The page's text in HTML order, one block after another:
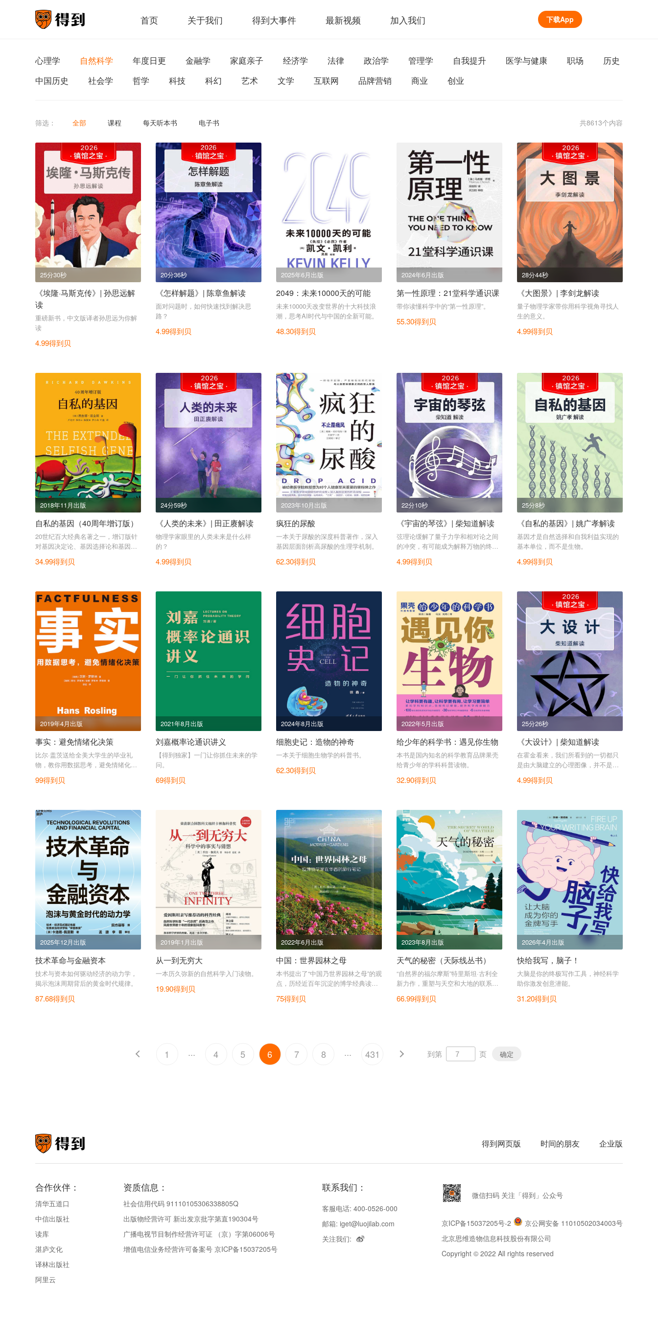
首页 关于我们 得到大事件 最新视频 加入我们 下载App
心理学 自然科学 年度日更 金融学 家庭亲子 经济学 法律 政治学 管理学 自我提升 医学与健康 职场
历史
中国历史
社会学 哲学 科技 科幻 艺术 文学 互联网 品牌营销 商业 创业
筛选： 全部 课程 每天听本书 电子书 共8613个内容
25分30秒
《埃隆·马斯克传》| 孙思远解
读
重磅新书，中文版译者孙思远为你解
读
4.99得到贝
20分36秒
《怎样解题》| 陈章鱼解读
面对问题时，如何快速找到解决思
路？
4.99得到贝
2025年6月出版
2049：未来10000天的可能
未来10000天改变世界的十大科技浪
潮，思考AI时代与中国的全新可能。
48.30得到贝
2024年6月出版
第一性原理：21堂科学通识课
带你读懂科学中的“第一性原理”。
55.30得到贝
28分44秒
《大图景》| 李剑龙解读
量子物理学家带你用科学视角寻找人
生的意义。
4.99得到贝
2018年11月出版
自私的基因（40周年增订版）
20世纪百大经典名著之一，增订版针
对基因决定论、基因选择论和基因适
字，更加完善了道金斯对于“自私的基
34.99得到贝
24分59秒
《人类的未来》| 田正赓解读
物理学家眼里的人类未来是什么样
的？
4.99得到贝
2023年10月出版
疯狂的尿酸
一本关于尿酸的深度科普著作，深入
基因层面剖析高尿酸的生理学机制。
62.30得到贝
22分10秒
《宇宙的琴弦》| 柴知道解读
弦理论缓解了量子力学和相对论之间
的冲突，有可能成为解释万物的终极
4.99得到贝
25分8秒
《自私的基因》| 姚广孝解读
基因才是自然选择和自我利益实现的
基本单位，而不是生物。
4.99得到贝
2019年4月出版
事实：避免情绪化决策
比尔·盖茨送给全美大学生的毕业礼
物，教你用数据思考，避免情绪化决
99得到贝
2021年8月出版
刘嘉概率论通识讲义
【得到独家】一门让你抓住未来的学
问。
69得到贝
2024年8月出版
细胞史记：造物的神奇
一本关于细胞生物学的科普书。
62.30得到贝
2022年5月出版
给少年的科学书：遇见你生物
本书是国内知名的科学教育品牌果壳
给青少年的学科科普读物。
32.90得到贝
25分26秒
《大设计》| 柴知道解读
在霍金看来，我们所看到的一切都只
是由大脑建立的心理图像，并不是客
4.99得到贝
2025年12月出版
技术革命与金融资本
技术与资本如何驱动经济的动力学，
揭示泡沫周期背后的黄金时代规律。
87.68得到贝
2019年1月出版
从一到无穷大
一本历久弥新的自然科学入门读物。
19.90得到贝
2022年6月出版
中国：世界园林之母
本书提出了“中国乃世界园林之母”的观
点，历经近百年沉淀的博学经典读
75得到贝
2023年8月出版
天气的秘密（天际线丛书）
“自然界的福尔摩斯”特里斯坦·古利全
新力作，重塑与天空和大地的联系，
66.99得到贝
2026年4月出版
快给我写，脑子！
大脑是你的终极写作工具，神经科学
助你激发创意潜能。
31.20得到贝
1 ... 4 5 6 7 8 ... 431 到第 页 确定
得到网页版 时间的朋友 企业版
合作伙伴：
清华五道口
中信出版社
读库
湛庐文化
译林出版社
阿里云
资质信息：
社会信用代码 91110105306338805Q
出版物经营许可 新出发京批字第直190304号
广播电视节目制作经营许可证 （京）字第06006号
增值电信业务经营许可备案号 京ICP备15037205号
联系我们：
客服电话: 400-0526-000
邮箱: iget@luojilab.com
关注我们:
微信扫码 关注「得到」公众号
京ICP备15037205号-2
京公网安备 11010502034003号
北京思维造物信息科技股份有限公司
Copyright © 2022 All rights reserved